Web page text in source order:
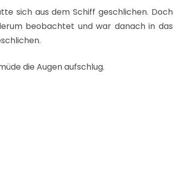
sich aus dem Schiff geschlichen. Doch
beobachtet und war danach in das
die Augen aufschlug.